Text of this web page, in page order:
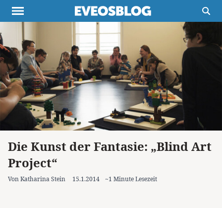
Themen Projekte
Inspiration
Destinationen
Über uns
Werbung
Buchtipps
Newsletter
Die Kunst der Fantasie: „Blind Art
Project“
Von Katharina Stein 15.1.2014 ~1 Minute Lesezeit